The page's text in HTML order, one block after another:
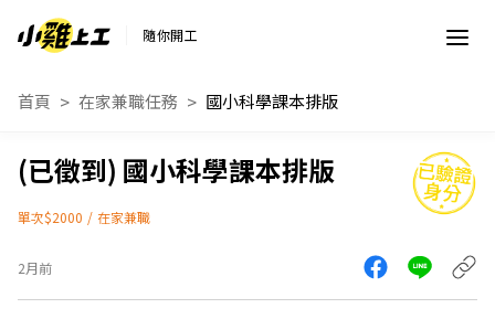
隨你開工
首頁 在家兼職任務 國小科學課本排版
國小科學課本排版
單次$2000 / 在家兼職
2月前